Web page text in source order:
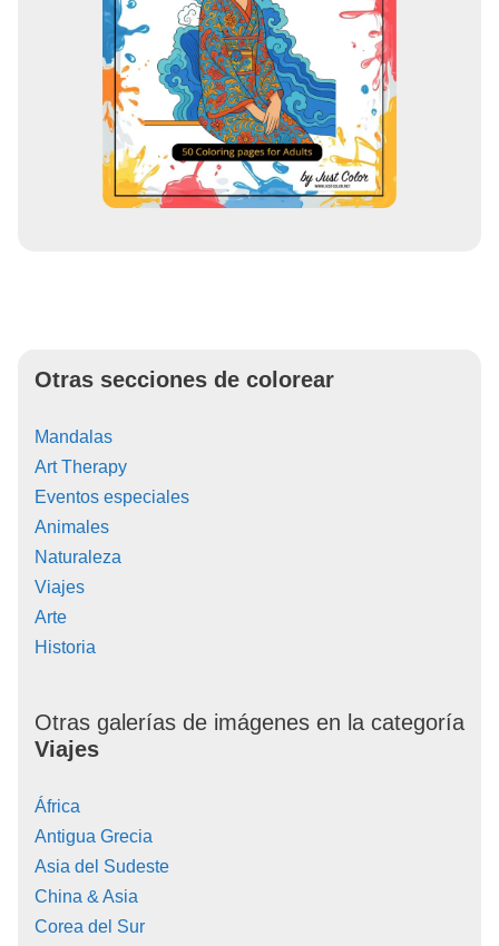
Otras secciones de colorear
Mandalas
Art Therapy
Eventos especiales
Animales
Naturaleza
Viajes
Arte
Historia
Otras galerías de imágenes en la categoría
Viajes
África
Antigua Grecia
Asia del Sudeste
China & Asia
Corea del Sur